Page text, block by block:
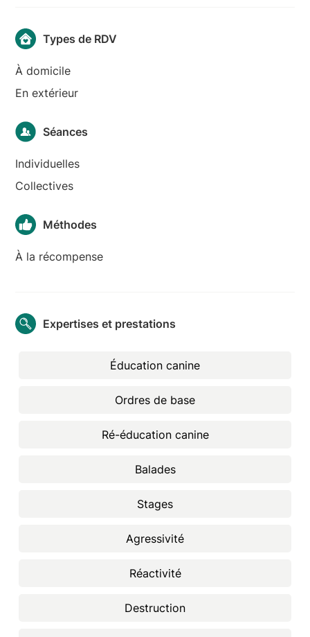
Types de RDV
À domicile
En extérieur
Séances
Individuelles
Collectives
Méthodes
À la récompense
Expertises et prestations
Éducation canine
Ordres de base
Ré-éducation canine
Balades
Stages
Agressivité
Réactivité
Destruction